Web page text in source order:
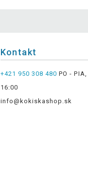
Kontakt
+421 950 308 480 PO -
16:00
info@kokiskashop.sk